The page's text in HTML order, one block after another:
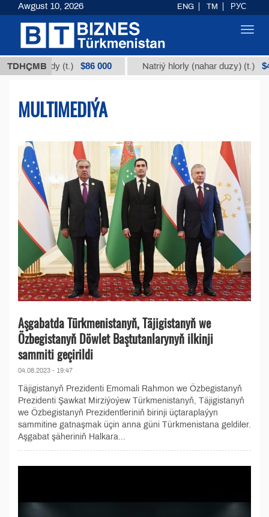
TDHÇMB
(t.) $86 000 Natriý hlorly (nahar duzy) (t.) $40
MULTIMEDIÝA
Aşgabatda Türkmenistanyň, Täjigistanyň we
Özbegistanyň Döwlet Baştutanlarynyň ilkinji
sammiti geçirildi
04.08.2023 - 19:47
Täjigistanyň Prezidenti Emomali Rahmon we Özbegistanyň
Prezidenti Şawkat Mirziýoýew Türkmenistanyň, Täjigistanyň
we Özbegistanyň Prezidentleriniň birinji üçtaraplaýyn
sammitine gatnaşmak üçin anna güni Türkmenistana geldiler.
Aşgabat şäheriniň Halkara...
Awgust 10, 2026 ENG TM РУС